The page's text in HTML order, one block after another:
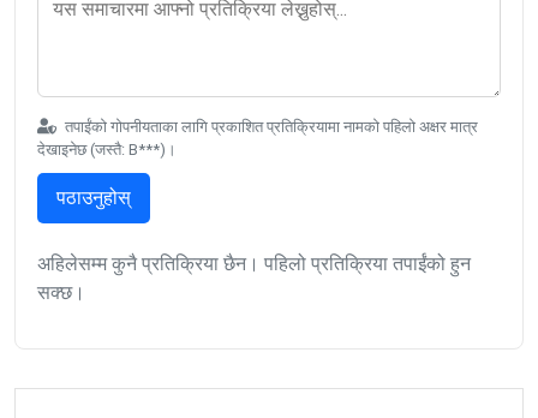
तपाईंको गोपनीयताका लागि प्रकाशित प्रतिक्रियामा नामको पहिलो अक्षर मात्र
देखाइनेछ (जस्तै: B***)।
पठाउनुहोस्
अहिलेसम्म कुनै प्रतिक्रिया छैन। पहिलो प्रतिक्रिया तपाईंको हुन
सक्छ।